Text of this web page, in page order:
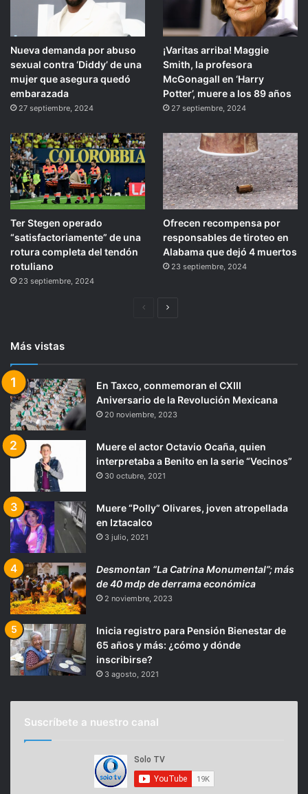
Nueva demanda por abuso
sexual contra ‘Diddy’ de una
mujer que asegura quedó
embarazada
27 septiembre, 2024
¡Varitas arriba! Maggie
Smith, la profesora
McGonagall en ‘Harry
Potter’, muere a los 89 años
27 septiembre, 2024
Ter Stegen operado
“satisfactoriamente” de una
rotura completa del tendón
rotuliano
23 septiembre, 2024
Ofrecen recompensa por
responsables de tiroteo en
Alabama que dejó 4 muertos
23 septiembre, 2024
PáginaSiguiente
Más vistas
En Taxco, conmemoran el CXIII
Aniversario de la Revolución Mexicana
20 noviembre, 2023
Muere el actor Octavio Ocaña, quien
interpretaba a Benito en la serie “Vecinos”
30 octubre, 2021
Muere “Polly” Olivares, joven atropellada
en Iztacalco
3 julio, 2021
Desmontan “La Catrina Monumental”; más
de 40 mdp de derrama económica
2 noviembre, 2023
Inicia registro para Pensión Bienestar de
65 años y más: ¿cómo y dónde
inscribirse?
3 agosto, 2021
Suscríbete a nuestro canal